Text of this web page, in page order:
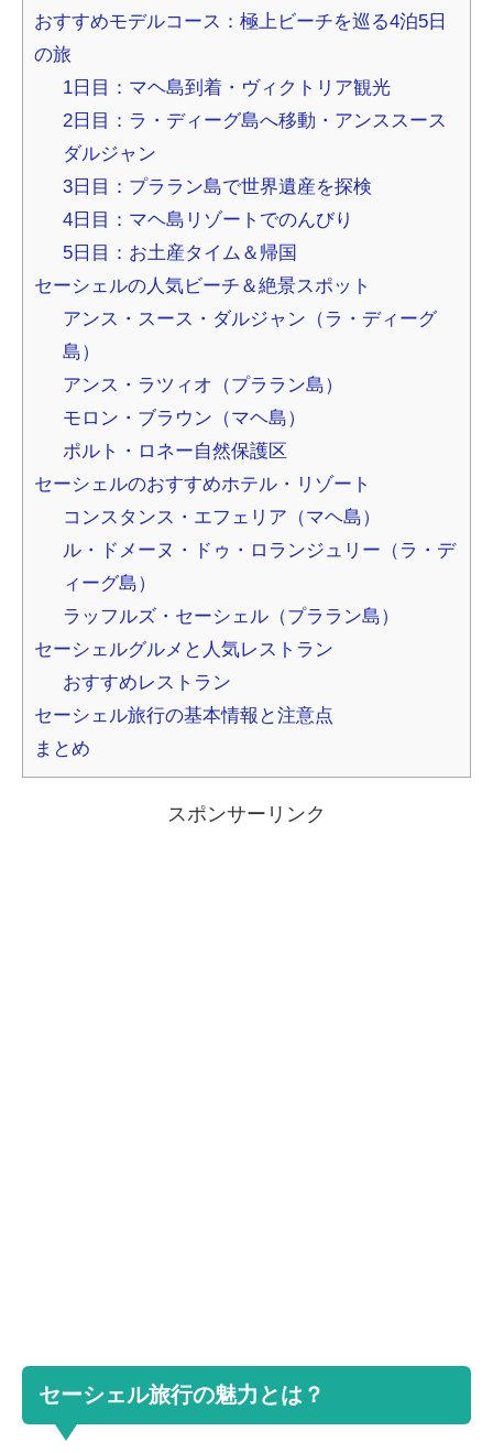
おすすめモデルコース：極上ビーチを巡る4泊5日
の旅
1日目：マヘ島到着・ヴィクトリア観光
2日目：ラ・ディーグ島へ移動・アンススース
ダルジャン
3日目：プララン島で世界遺産を探検
4日目：マヘ島リゾートでのんびり
5日目：お土産タイム＆帰国
セーシェルの人気ビーチ＆絶景スポット
アンス・スース・ダルジャン（ラ・ディーグ
島）
アンス・ラツィオ（プララン島）
モロン・ブラウン（マヘ島）
ポルト・ロネー自然保護区
セーシェルのおすすめホテル・リゾート
コンスタンス・エフェリア（マヘ島）
ル・ドメーヌ・ドゥ・ロランジュリー（ラ・デ
ィーグ島）
ラッフルズ・セーシェル（プララン島）
セーシェルグルメと人気レストラン
おすすめレストラン
セーシェル旅行の基本情報と注意点
まとめ
スポンサーリンク
セーシェル旅行の魅力とは？